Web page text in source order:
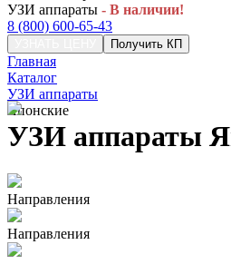
УЗИ аппараты - В наличии!
8 (800) 600-65-43
Получить КП
Главная
Каталог
УЗИ аппараты
Японские
УЗИ аппараты
Направления
Направления